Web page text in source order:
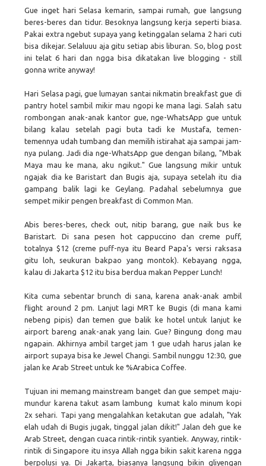
Gue inget hari Selasa kemarin, sampai rumah, gue langsung
beres-beres dan tidur. Besoknya langsung kerja seperti biasa.
Pakai extra ngebut supaya yang ketinggalan selama 2 hari cuti
bisa dikejar. Selaluuu aja gitu setiap abis liburan. So, blog post
ini telat 6 hari dan ngga bisa dikatakan live blogging - still
gonna write anyway!
Hari Selasa pagi, gue lumayan santai nikmatin breakfast gue di
pantry hotel sambil mikir mau ngopi ke mana lagi. Salah satu
rombongan anak-anak kantor gue, nge-WhatsApp gue untuk
bilang kalau setelah pagi buta tadi ke Mustafa, temen-
temennya udah tumbang dan memilih istirahat aja sampai jam-
nya pulang. Jadi dia nge-WhatsApp gue dengan bilang, "Mbak
Maya mau ke mana, aku ngikut." Gue langsung mikir untuk
ngajak dia ke Baristart dan Bugis aja, supaya setelah itu dia
gampang balik lagi ke Geylang. Padahal sebelumnya gue
sempet mikir pengen breakfast di Common Man.
Abis beres-beres, check out, nitip barang, gue naik bus ke
Baristart. Di sana pesen hot cappuccino dan creme puff,
totalnya $12 (creme puff-nya itu Beard Papa's versi raksasa
gitu loh, seukuran bakpao yang montok). Kebayang ngga,
kalau di Jakarta $12 itu bisa berdua makan Pepper Lunch!
Kita cuma sebentar brunch di sana, karena anak-anak ambil
flight around 2 pm. Lanjut lagi MRT ke Bugis (di mana kami
nebeng pipis) dan temen gue balik ke hotel untuk lanjut ke
airport bareng anak-anak yang lain. Gue? Bingung dong mau
ngapain. Akhirnya ambil target jam 1 gue udah harus jalan ke
airport supaya bisa ke Jewel Changi. Sambil nunggu 12:30, gue
jalan ke Arab Street untuk ke %Arabica Coffee.
Tujuan ini memang mainstream banget dan gue sempet maju-
mundur karena takut asam lambung kumat kalo minum kopi
2x sehari. Tapi yang mengalahkan ketakutan gue adalah, "Yak
elah udah di Bugis jugak, tinggal jalan dikit!" Jalan deh gue ke
Arab Street, dengan cuaca rintik-rintik syantiek. Anyway, rintik-
rintik di Singapore itu insya Allah ngga bikin sakit karena ngga
berpolusi ya. Di Jakarta, biasanya langsung bikin gliyengan